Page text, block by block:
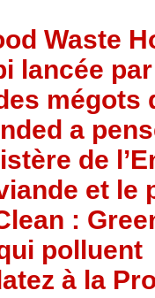
Waste
lancée
mégots
a
de
et le
:
polluent
à la